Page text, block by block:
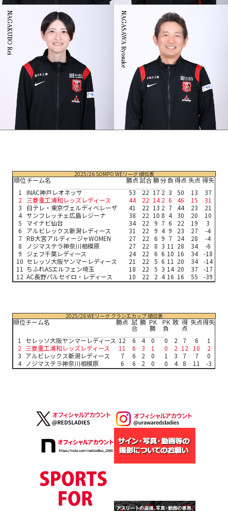
NAGAKUBO Rei NAGASAWA Ryosuke
2025/26 SOMPO WEリーグ 順位表
順位チーム名 勝点試合勝分負得点失点得失
1
INAC神戸レオネッサ 53 22 17 2 3 50 13
37
2
三菱重工浦和レッズレディース 44 22 14 2 6 46 15
31
3
日テレ・東京ヴェルディベレーザ 41 22 13 2 7 44 23
21
4 サンフレッチェ広島レジーナ 38 22 10 8 4 30 20
10
5
マイナビ仙台 34 22 9 7 6 22 19
3
6
アルビレックス新潟レディース 31 22 9 4 9 23 27
-4
7 RB大宮アルディージャWOMEN 27 22 6 9 7 24 28
-4
8
ノジマステラ神奈川相模原 27 22 8 3 11 28 34
-6
9
ジェフ千葉レディース 24 22 6 6 10 16 34
-18
10 セレッソ大阪ヤンマーレディース 21 22 5 6 11 20 34
-14
11 ちふれASエルフェン埼玉 18 22 5 3 14 20 37
-17
12 AC長野パルセイロ・レディース 10 22 2 4 16 16 55 -39
2025/26 WEリーグ クラシエカップ 順位表
順位チーム名 勝点 試
合
勝 PK
勝
PK
負
敗 得
点
失点得失
1 セレッソ大阪ヤンマーレディース 12 6 4 0 0 2 7 6
1
2 三菱重工浦和レッズレディース 11 6 3 1 0 2 12 10
2
3 アルビレックス新潟レディース 7 6 2 0 1 3 7 7
0
4
ノジマステラ神奈川相模原 6 6 2 0 0 4 8 11 -3